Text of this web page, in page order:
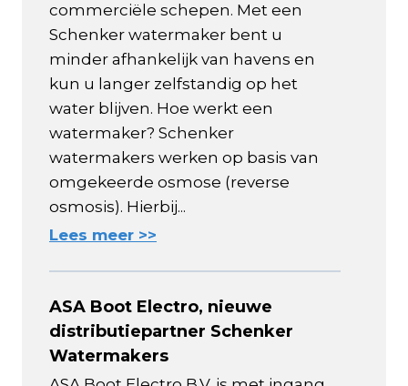
commerciële schepen. Met een
Schenker watermaker bent u
minder afhankelijk van havens en
kun u langer zelfstandig op het
water blijven. Hoe werkt een
watermaker? Schenker
watermakers werken op basis van
omgekeerde osmose (reverse
osmosis). Hierbij...
Lees meer >>
ASA Boot Electro, nieuwe
distributiepartner Schenker
Watermakers